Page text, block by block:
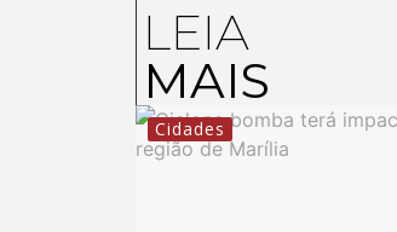
LEIA
MAIS
Cidades